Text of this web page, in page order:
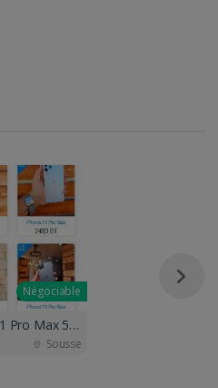
Négociable
IPhone 11 Pro Max 512G et 256G neufs
Sousse